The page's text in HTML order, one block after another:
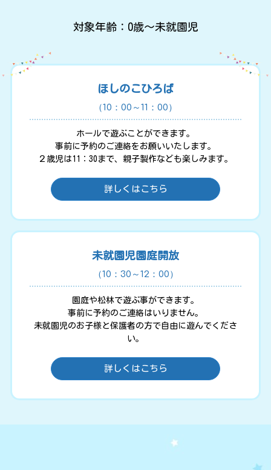
対象年齢：0歳～未就園児
ほしのこひろば
（10：00～11：00）
ホールで遊ぶことができます。
事前に予約のご連絡をお願いいたします。
２歳児は11：30まで、親子製作なども楽しみます。
詳しくはこちら
未就園児園庭開放
（10：30～12：00）
園庭や松林で遊ぶ事ができます。
事前に予約のご連絡はいりません。
未就園児のお子様と保護者の方で自由に遊んでくださ
い。
詳しくはこちら